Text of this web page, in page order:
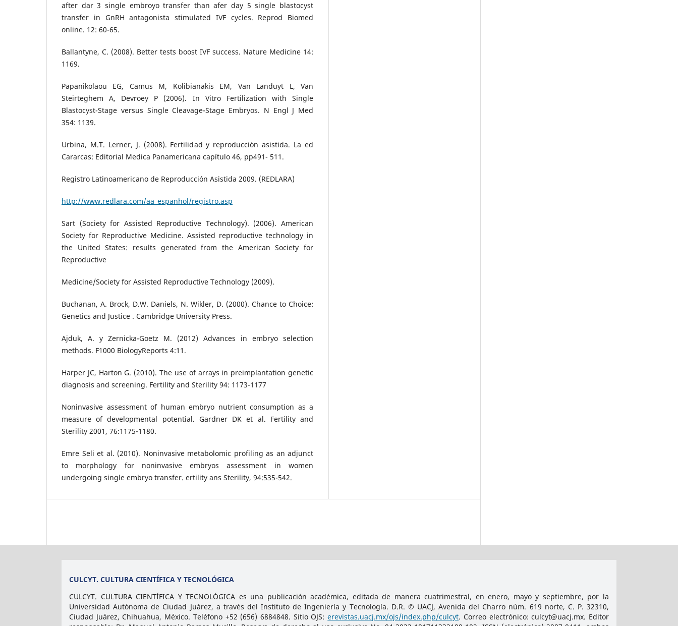
after dar 3 single embroyo transfer than afer day 5 single blastocyst
transfer in GnRH antagonista stimulated IVF cycles. Reprod Biomed
online. 12: 60-65.
Ballantyne, C. (2008). Better tests boost IVF success. Nature Medicine 14:
1169.
Papanikolaou EG, Camus M, Kolibianakis EM, Van Landuyt L, Van
Steirteghem A, Devroey P (2006). In Vitro Fertilization with Single
Blastocyst-Stage versus Single Cleavage-Stage Embryos. N Engl J Med
354: 1139.
Urbina, M.T. Lerner, J. (2008). Fertilidad y reproducción asistida. La ed
Cararcas: Editorial Medica Panamericana capítulo 46, pp491- 511.
Registro Latinoamericano de Reproducción Asistida 2009. (REDLARA)
http://www.redlara.com/aa_espanhol/registro.asp
Sart (Society for Assisted Reproductive Technology). (2006). American
Society for Reproductive Medicine. Assisted reproductive technology in
the United States: results generated from the American Society for
Reproductive
Medicine/Society for Assisted Reproductive Technology (2009).
Buchanan, A. Brock, D.W. Daniels, N. Wikler, D. (2000). Chance to Choice:
Genetics and Justice . Cambridge University Press.
Ajduk, A. y Zernicka-Goetz M. (2012) Advances in embryo selection
methods. F1000 BiologyReports 4:11.
Harper JC, Harton G. (2010). The use of arrays in preimplantation genetic
diagnosis and screening. Fertility and Sterility 94: 1173-1177
Noninvasive assessment of human embryo nutrient consumption as a
measure of developmental potential. Gardner DK et al. Fertility and
Sterility 2001, 76:1175-1180.
Emre Seli et al. (2010). Noninvasive metabolomic profiling as an adjunct
to morphology for noninvasive embryos assessment in women
undergoing single embryo transfer. ertility ans Sterility, 94:535-542.
CULCYT. CULTURA CIENTÍFICA Y TECNOLÓGICA
CULCYT. CULTURA CIENTÍFICA Y TECNOLÓGICA es una publicación académica, editada de manera cuatrimestral, en enero, mayo y septiembre, por la
Universidad Autónoma de Ciudad Juárez, a través del Instituto de Ingeniería y Tecnología. D.R. © UACJ, Avenida del Charro núm. 619 norte, C. P. 32310,
Ciudad Juárez, Chihuahua, México. Teléfono +52 (656) 6884848. Sitio OJS:erevistas.uacj.mx/ojs/index.php/culcyt. Correo electrónico: culcyt@uacj.mx. Editor